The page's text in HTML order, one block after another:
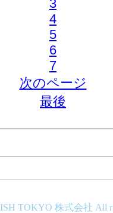
3
4
5
6
7
次のページ
最後
TOKYO 株式会社 All